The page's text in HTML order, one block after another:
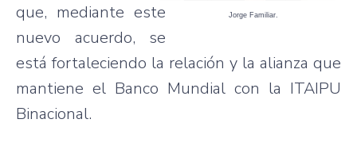
Jorge Familiar.
que, mediante este
nuevo acuerdo, se
está fortaleciendo la relación y la alianza que
mantiene el Banco Mundial con la ITAIPU
Binacional.